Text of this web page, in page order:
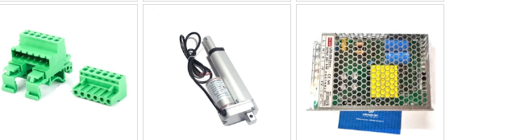
Mua hàng Mua hàng